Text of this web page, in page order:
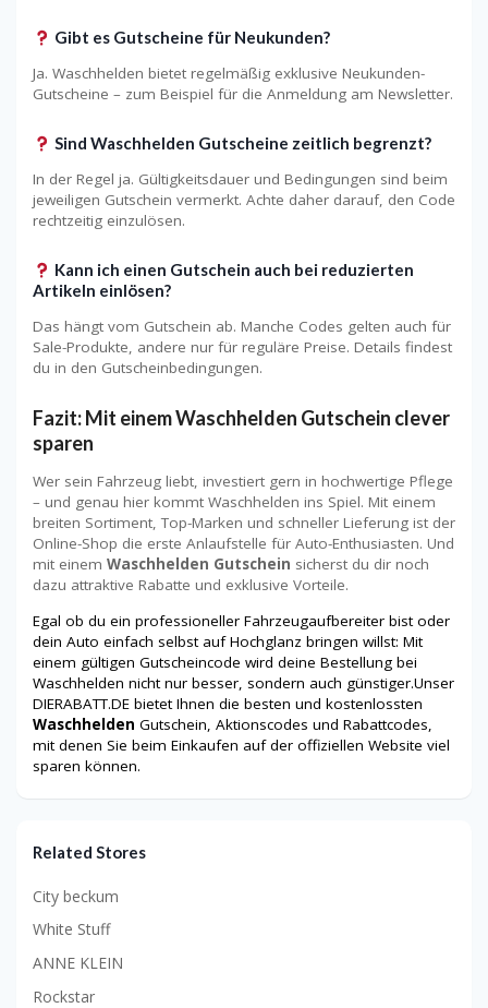
Gibt es Gutscheine für Neukunden?
Ja. Waschhelden bietet regelmäßig exklusive Neukunden-
Gutscheine – zum Beispiel für die Anmeldung am Newsletter.
Sind Waschhelden Gutscheine zeitlich begrenzt?
In der Regel ja. Gültigkeitsdauer und Bedingungen sind beim
jeweiligen Gutschein vermerkt. Achte daher darauf, den Code
rechtzeitig einzulösen.
Kann ich einen Gutschein auch bei reduzierten
Artikeln einlösen?
Das hängt vom Gutschein ab. Manche Codes gelten auch für
Sale-Produkte, andere nur für reguläre Preise. Details findest
du in den Gutscheinbedingungen.
Fazit: Mit einem Waschhelden Gutschein clever
sparen
Wer sein Fahrzeug liebt, investiert gern in hochwertige Pflege
– und genau hier kommt Waschhelden ins Spiel. Mit einem
breiten Sortiment, Top-Marken und schneller Lieferung ist der
Online-Shop die erste Anlaufstelle für Auto-Enthusiasten. Und
mit einem Waschhelden Gutschein sicherst du dir noch
dazu attraktive Rabatte und exklusive Vorteile.
Egal ob du ein professioneller Fahrzeugaufbereiter bist oder
dein Auto einfach selbst auf Hochglanz bringen willst: Mit
einem gültigen Gutscheincode wird deine Bestellung bei
Waschhelden nicht nur besser, sondern auch günstiger.Unser
DIERABATT.DE bietet Ihnen die besten und kostenlossten
Waschhelden Gutschein, Aktionscodes und Rabattcodes,
mit denen Sie beim Einkaufen auf der offiziellen Website viel
sparen können.
Related Stores
City beckum
White Stuff
ANNE KLEIN
Rockstar